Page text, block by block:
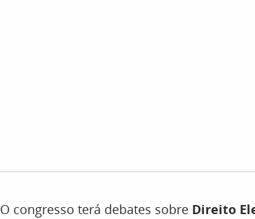
O congresso terá debates sobre Direito